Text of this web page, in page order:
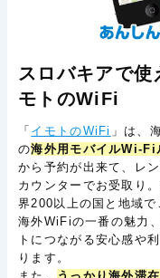
スロバキアで
モトのWiFi
「 イモトのWiFi 」は、
の海外用モバイルWi-Fi
から予約が出来て、レ
カウンターでお受取り
界200以上の国と地域で
海外WiFiの一番の魅力
トにつながる安心感や
ります。